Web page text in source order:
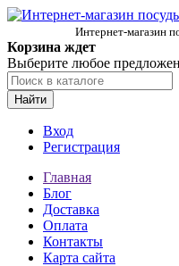
Интернет-магазин
Корзина ждет
Выберите любое
Найти
Вход
Регистрация
Главная
Блог
Доставка
Оплата
Контакты
Карта сайта